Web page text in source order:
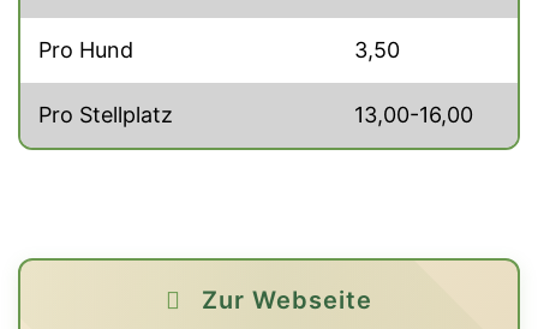
Pro Hund 3,50
Pro Stellplatz 13,00-16,00
Zur Webseite